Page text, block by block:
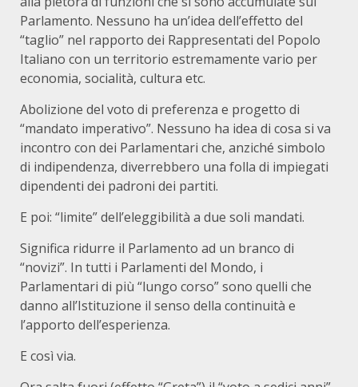
Parlamento. Nessuno ha un’idea dell’effetto del
“taglio” nel rapporto dei Rappresentati del Popolo
Italiano con un territorio estremamente vario per
economia, socialità, cultura etc.
Abolizione del voto di preferenza e progetto di
“mandato imperativo”. Nessuno ha idea di cosa si va
incontro con dei Parlamentari che, anziché simbolo
di indipendenza, diverrebbero una folla di impiegati
dipendenti dei padroni dei partiti.
E poi: “limite” dell’eleggibilità a due soli mandati.
Significa ridurre il Parlamento ad un branco di
“novizi”. In tutti i Parlamenti del Mondo, i
Parlamentari di più “lungo corso” sono quelli che
danno all’Istituzione il senso della continuità e
l’apporto dell’esperienza.
E così via.